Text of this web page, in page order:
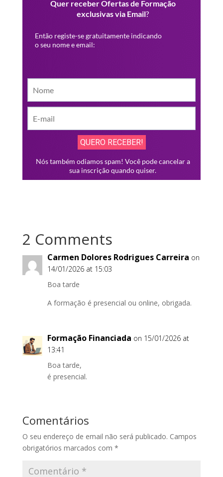
2 Comments
Carmen Dolores Rodrigues Carreira on
14/01/2026 at 15:03
Boa tarde
A formação é presencial ou online, obrigada.
Formação Financiada on 15/01/2026 at
13:41
Boa tarde,
é presencial.
Comentários
O seu endereço de email não será publicado. Campos
obrigatórios marcados com *